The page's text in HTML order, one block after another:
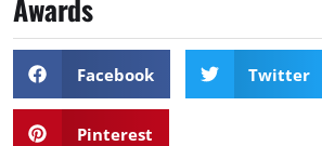
Awards
Facebook Twitter
Pinterest